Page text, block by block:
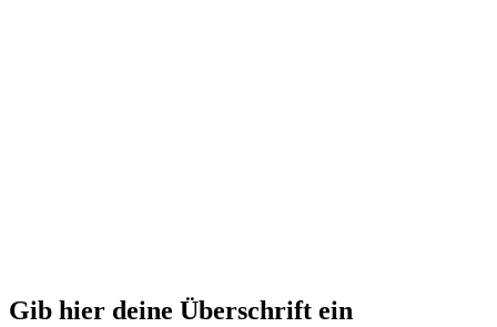
Gib hier deine Überschrift ein